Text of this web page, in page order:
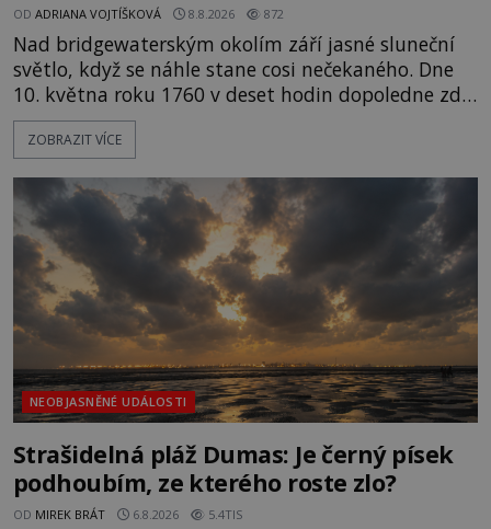
OD ADRIANA VOJTÍŠKOVÁ 8.8.2026 872
Nad bridgewaterským okolím září jasné sluneční
světlo, když se náhle stane cosi nečekaného. Dne
10. května roku 1760 v deset hodin dopoledne zde
dojde k vůbec prvnímu historicky doloženému
přeletu UFO. Podle záznamů vyzařuje takové
jen o nějaký optický klam, nebo se zde skutečně
právě vznáší mimozemská loď
ZOBRAZIT VÍCE
NEOBJASNĚNÉ UDÁLOSTI
Strašidelná pláž Dumas: Je černý písek
podhoubím, ze kterého roste zlo?
OD MIREK BRÁT 6.8.2026 5.4TIS